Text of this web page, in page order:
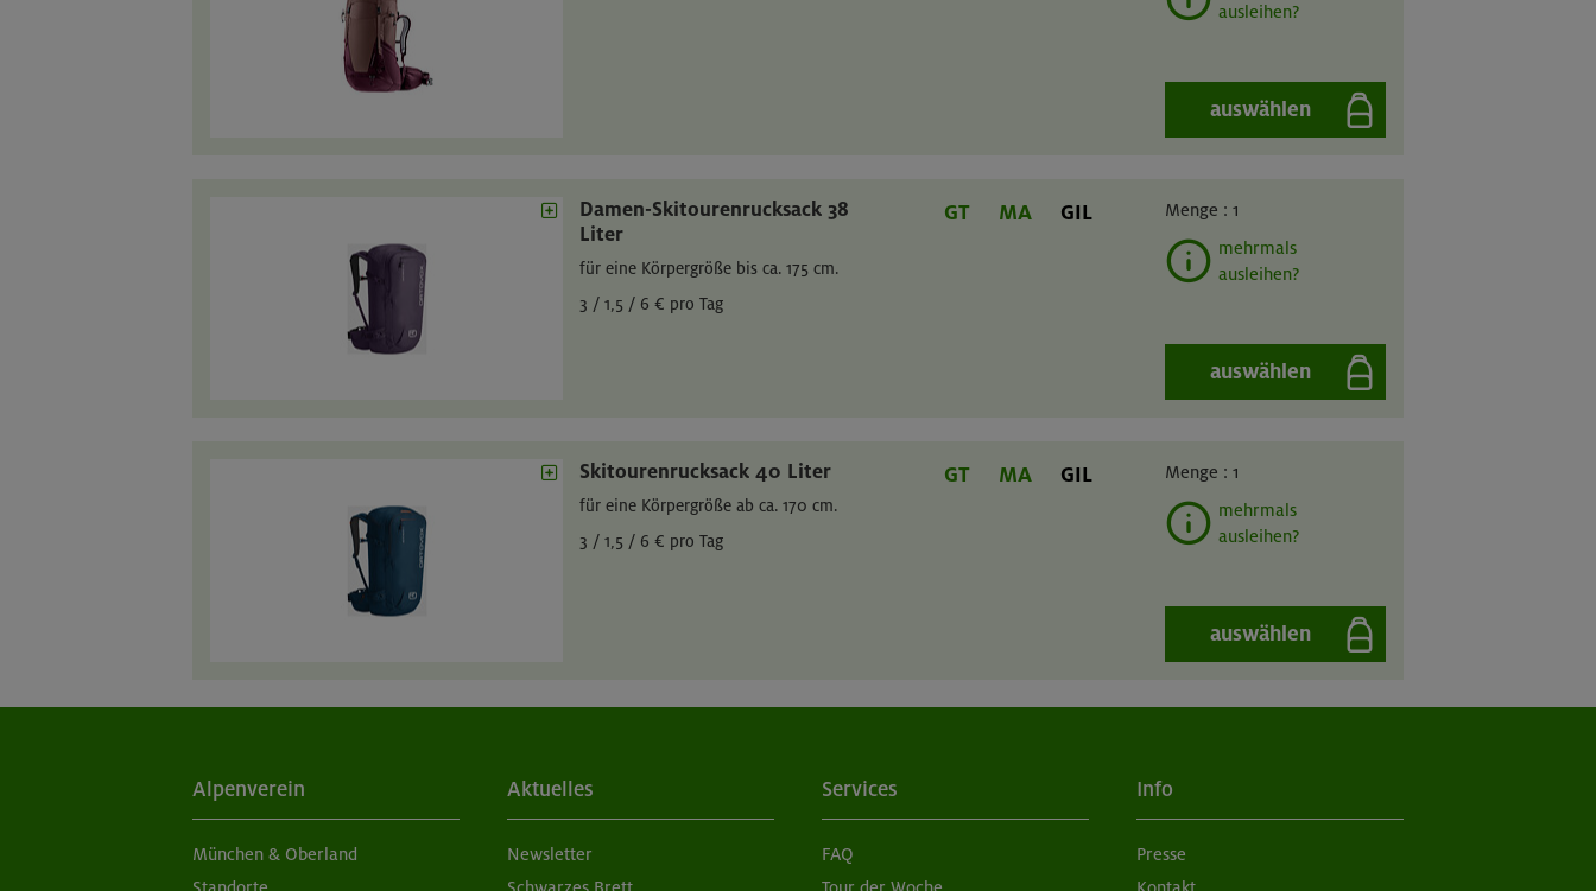
ausleihen?
auswählen
Damen-Skitourenrucksack 38
Liter
für eine Körpergröße bis ca. 175 cm.
3 / 1,5 / 6 € pro Tag
GT MA GIL Menge : 1
mehrmals
ausleihen?
auswählen
Skitourenrucksack 40 Liter
für eine Körpergröße ab ca. 170 cm.
3 / 1,5 / 6 € pro Tag
GT MA GIL Menge : 1
mehrmals
ausleihen?
auswählen
Alpenverein
München & Oberland
Aktuelles
Newsletter
Services
FAQ
Info
Presse